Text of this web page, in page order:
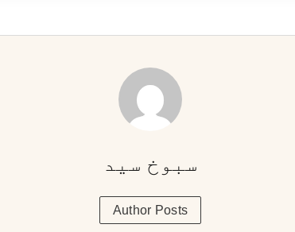
سبوخ سید
Author Posts